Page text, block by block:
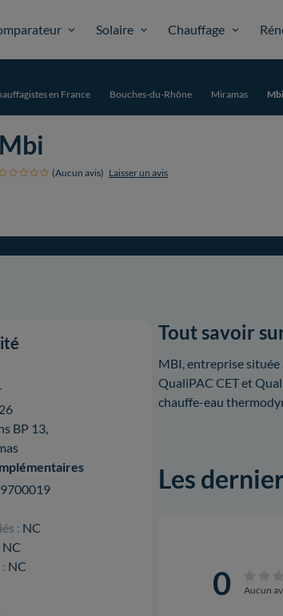
Solaire Chauffage
en France Bouches-du-Rhône Miramas Mbi
Mbi
(Aucun avis) Laisser un avis
BP 13,
: NC
NC
NC
Tout savoir
MBI, entreprise située
QualiPAC CET et
chauffe-eau
Les
0 Aucun